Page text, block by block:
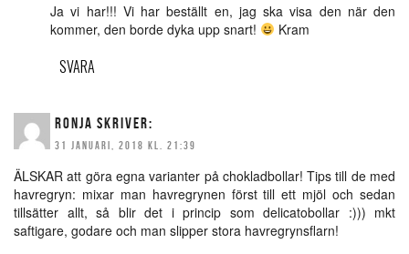
Ja vi har!!! Vi har beställt en, jag ska visa den när den
kommer, den borde dyka upp snart!
Kram
SVARA
RONJA SKRIVER:
31 JANUARI, 2018 KL. 21:39
ÄLSKAR att göra egna varianter på chokladbollar! Tips till de med
havregryn: mixar man havregrynen först till ett mjöl och sedan
tillsätter allt, så blir det i princip som delicatobollar :))) mkt
saftigare, godare och man slipper stora havregrynsflarn!